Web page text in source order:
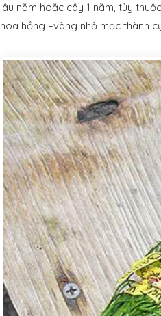
lâu năm hoặc cây 1 năm, tùy
hoa hồng –vàng nhỏ mọc thành